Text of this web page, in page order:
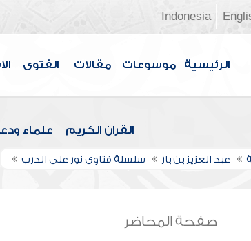
Indonesia
الرئيسية موسوعات مقالات الفتوى
القرآن الكريم علماء
عبد العزيز بن باز سلسلة فتاوى نور على الدرب
صفحة المحاضر